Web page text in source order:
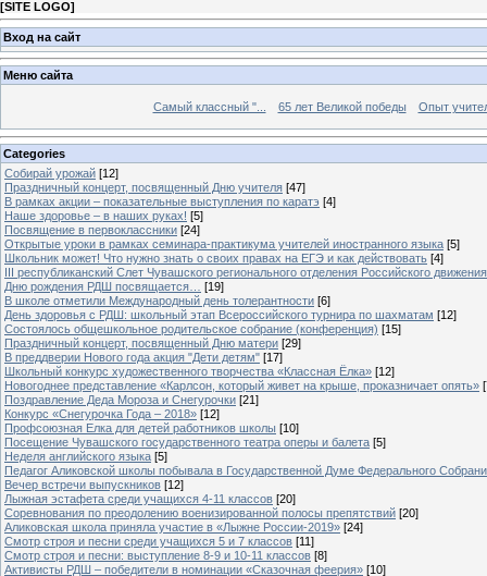
[SITE LOGO]
Вход на сайт
Меню сайта
Самый классный "... 65 лет Великой победы Опыт
Categories
Собирай урожай [12]
Праздничный концерт, посвященный Дню учителя [47]
В рамках акции – показательные выступления по каратэ [4]
Наше здоровье – в наших руках! [5]
Посвящение в первоклассники [24]
Открытые уроки в рамках семинара-практикума учителей иностранного языка [5]
Школьник может! Что нужно знать о своих правах на ЕГЭ и как действовать [4]
III республиканский Слет Чувашского регионального отделения Российского
Дню рождения РДШ посвящается…
[19]
В школе отметили Международный день толерантности [6]
День здоровья с РДШ: школьный этап Всероссийского турнира по шахматам [12]
Состоялось общешкольное родительское собрание (конференция) [15]
Праздничный концерт, посвященный Дню матери [29]
В преддверии Нового года акция "Дети детям" [17]
Школьный конкурс художественного творчества «Классная Ёлка» [12]
Новогоднее представление «Карлсон, который живет на крыше, проказничает опять»
Поздравление Деда Мороза и Снегурочки [21]
Конкурс «Снегурочка Года – 2018» [12]
Профсоюзная Елка для детей работников школы [10]
Посещение Чувашского государственного театра оперы и балета [5]
Неделя английского языка [5]
Педагог Аликовской школы побывала в Государственной Думе Федерального
Вечер встречи выпускников [12]
Лыжная эстафета среди учащихся 4-11 классов [20]
Cоревнования по преодолению военизированной полосы препятствий [20]
Аликовская школа приняла участие в «Лыжне России-2019» [24]
Смотр строя и песни среди учащихся 5 и 7 классов [11]
Смотр строя и песни: выступление 8-9 и 10-11 классов [8]
Активисты РДШ – победители в номинации «Сказочная феерия» [10]